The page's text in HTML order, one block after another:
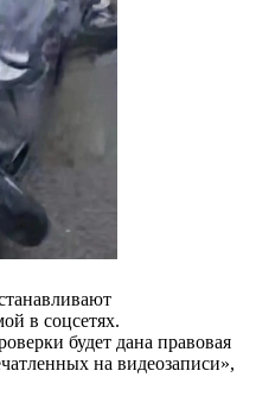
в соцсетях.
будет дана правовая
на видеозаписи»,